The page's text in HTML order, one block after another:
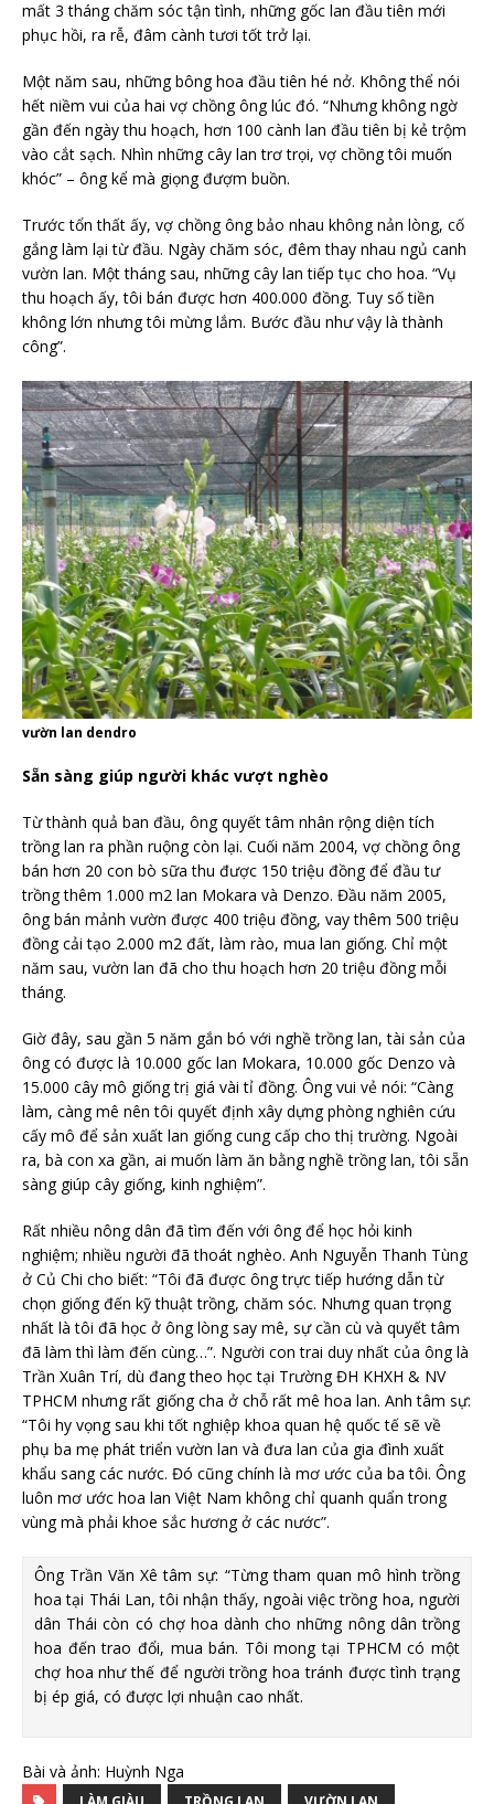
mất 3 tháng chăm sóc tận tình, những gốc lan đầu tiên mới
phục hồi, ra rễ, đâm cành tươi tốt trở lại.
Một năm sau, những bông hoa đầu tiên hé nở. Không thể nói
hết niềm vui của hai vợ chồng ông lúc đó. “Nhưng không ngờ
gần đến ngày thu hoạch, hơn 100 cành lan đầu tiên bị kẻ trộm
vào cắt sạch. Nhìn những cây lan trơ trọi, vợ chồng tôi muốn
khóc” – ông kể mà giọng đượm buồn.
Trước tổn thất ấy, vợ chồng ông bảo nhau không nản lòng, cố
gắng làm lại từ đầu. Ngày chăm sóc, đêm thay nhau ngủ canh
vườn lan. Một tháng sau, những cây lan tiếp tục cho hoa. “Vụ
thu hoạch ấy, tôi bán được hơn 400.000 đồng. Tuy số tiền
không lớn nhưng tôi mừng lắm. Bước đầu như vậy là thành
công”.
vườn lan dendro
Sẵn sàng giúp người khác vượt nghèo
Từ thành quả ban đầu, ông quyết tâm nhân rộng diện tích
trồng lan ra phần ruộng còn lại. Cuối năm 2004, vợ chồng ông
bán hơn 20 con bò sữa thu được 150 triệu đồng để đầu tư
trồng thêm 1.000 m2 lan Mokara và Denzo. Đầu năm 2005,
ông bán mảnh vườn được 400 triệu đồng, vay thêm 500 triệu
đồng cải tạo 2.000 m2 đất, làm rào, mua lan giống. Chỉ một
năm sau, vườn lan đã cho thu hoạch hơn 20 triệu đồng mỗi
tháng.
Giờ đây, sau gần 5 năm gắn bó với nghề trồng lan, tài sản của
ông có được là 10.000 gốc lan Mokara, 10.000 gốc Denzo và
15.000 cây mô giống trị giá vài tỉ đồng. Ông vui vẻ nói: “Càng
làm, càng mê nên tôi quyết định xây dựng phòng nghiên cứu
cấy mô để sản xuất lan giống cung cấp cho thị trường. Ngoài
ra, bà con xa gần, ai muốn làm ăn bằng nghề trồng lan, tôi sẵn
sàng giúp cây giống, kinh nghiệm”.
Rất nhiều nông dân đã tìm đến với ông để học hỏi kinh
nghiệm; nhiều người đã thoát nghèo. Anh Nguyễn Thanh Tùng
ở Củ Chi cho biết: “Tôi đã được ông trực tiếp hướng dẫn từ
chọn giống đến kỹ thuật trồng, chăm sóc. Nhưng quan trọng
nhất là tôi đã học ở ông lòng say mê, sự cần cù và quyết tâm
đã làm thì làm đến cùng…”. Người con trai duy nhất của ông là
Trần Xuân Trí, dù đang theo học tại Trường ĐH KHXH & NV
TPHCM nhưng rất giống cha ở chỗ rất mê hoa lan. Anh tâm sự:
“Tôi hy vọng sau khi tốt nghiệp khoa quan hệ quốc tế sẽ về
phụ ba mẹ phát triển vườn lan và đưa lan của gia đình xuất
khẩu sang các nước. Đó cũng chính là mơ ước của ba tôi. Ông
luôn mơ ước hoa lan Việt Nam không chỉ quanh quẩn trong
vùng mà phải khoe sắc hương ở các nước”.
Ông Trần Văn Xê tâm sự: “Từng tham quan mô hình trồng
hoa tại Thái Lan, tôi nhận thấy, ngoài việc trồng hoa, người
dân Thái còn có chợ hoa dành cho những nông dân trồng
hoa đến trao đổi, mua bán. Tôi mong tại TPHCM có một
chợ hoa như thế để người trồng hoa tránh được tình trạng
bị ép giá, có được lợi nhuận cao nhất.
Bài và ảnh: Huỳnh Nga